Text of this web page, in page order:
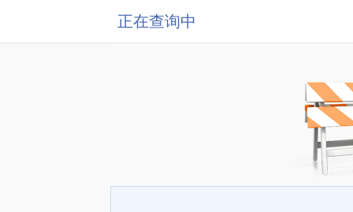
正在查询中